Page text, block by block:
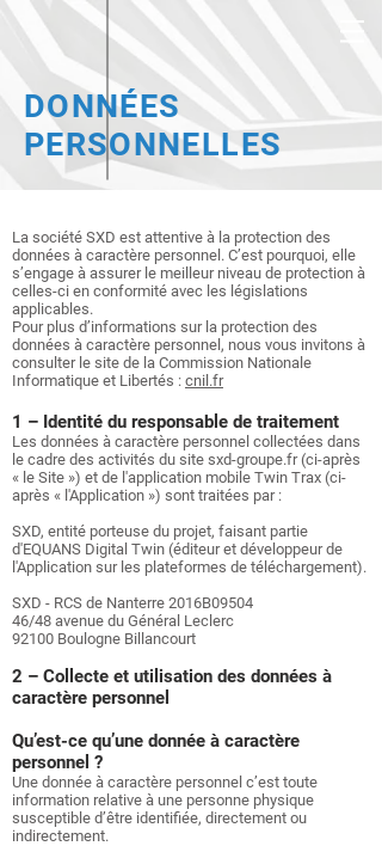
DONNÉES
PERSONNELLES
La société SXD est attentive à la protection des
données à caractère personnel. C’est pourquoi, elle
s’engage à assurer le meilleur niveau de protection à
celles-ci en conformité avec les législations
applicables.
Pour plus d’informations sur la protection des
données à caractère personnel, nous vous invitons à
consulter le site de la Commission Nationale
Informatique et Libertés : cnil.fr
1 – Identité du responsable de traitement
Les données à caractère personnel collectées dans
le cadre des activités du site sxd-groupe.fr (ci-après
« le Site ») et de l'application mobile Twin Trax (ci-
après « l'Application ») sont traitées par :
SXD, entité porteuse du projet, faisant partie
d'EQUANS Digital Twin (éditeur et développeur de
l'Application sur les plateformes de téléchargement).
SXD - RCS de Nanterre 2016B09504
46/48 avenue du Général Leclerc
92100 Boulogne Billancourt
2 – Collecte et utilisation des données à
caractère personnel
Qu’est-ce qu’une donnée à caractère
personnel ?
Une donnée à caractère personnel c’est toute
information relative à une personne physique
susceptible d’être identifiée, directement ou
indirectement.